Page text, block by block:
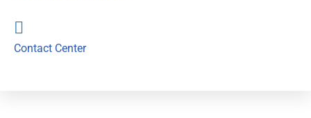
Contact Center